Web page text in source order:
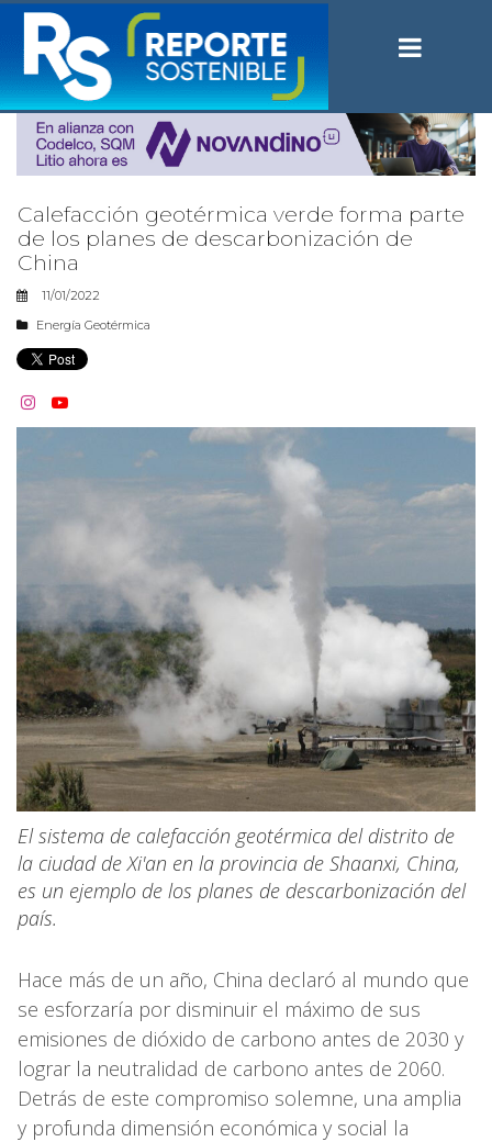
Calefacción geotérmica verde forma parte
de los planes de descarbonización de
China
11/01/2022
Energía Geotérmica
 
El sistema de calefacción geotérmica del distrito de
la ciudad de Xi'an en la provincia de Shaanxi, China,
es un ejemplo de los planes de descarbonización del
país.
Hace más de un año, China declaró al mundo que
se esforzaría por disminuir el máximo de sus
emisiones de dióxido de carbono antes de 2030 y
lograr la neutralidad de carbono antes de 2060.
Detrás de este compromiso solemne, una amplia
y profunda dimensión económica y social la